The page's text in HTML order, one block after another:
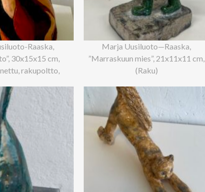
Raaska,
30x15x15 cm,
rakupoltto,
Marja Uusiluoto—Raaska,
”Marraskuun mies”, 21x11x11 cm,
(Raku)